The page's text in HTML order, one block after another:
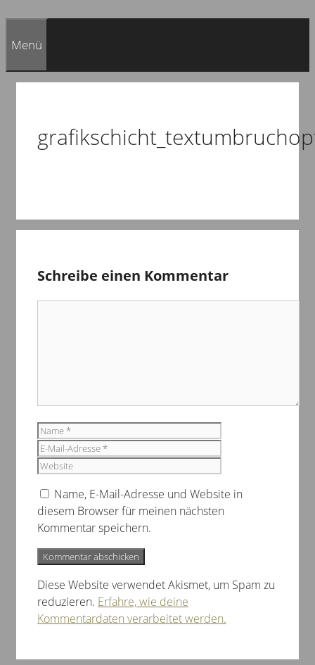
Menü
Schreibe einen Kommentar
Name
Adresse
Name, E-Mail-Adresse und Website in
diesem Browser für meinen nächsten
Kommentar speichern.
Diese Website verwendet Akismet, um Spam zu
reduzieren. Erfahre, wie deine
Kommentardaten verarbeitet werden.